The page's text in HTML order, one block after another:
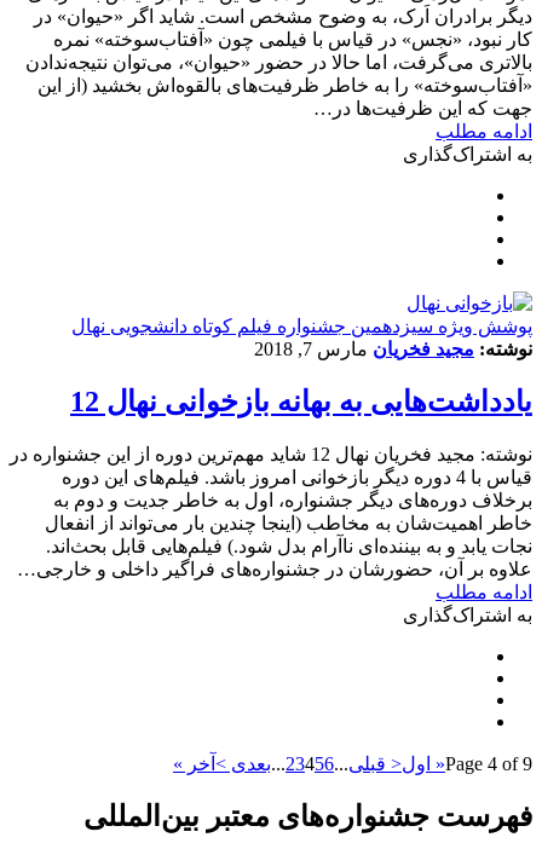
دیگر برادران اَرک، به وضوح مشخص است. شاید اگر «حیوان» در
کار نبود، «نجس» در قیاس با فیلمی چون «آفتاب‌سوخته» نمره
بالاتری می‌گرفت، اما حالا در حضور «حیوان»، می‌توان نتیجه‌ندادن
«آفتاب‌سوخته» را به خاطر ظرفیت‌های بالقوه‌اش بخشید (از این
جهت که این ظرفیت‌ها در…
ادامه مطلب
به اشتراک‌گذاری
پوشش ویژه سیزدهمین جشنواره فیلم کوتاه دانشجویی نهال
نوشته: مجید فخریان مارس 7, 2018
یادداشت‌هایی به بهانه بازخوانی نهال 12
نوشته: مجید فخریان نهال 12 شاید مهم‌ترین دوره از این جشنواره در
قیاس با 4 دوره دیگر بازخوانی‌ امروز باشد. فیلم‌های این دوره
برخلاف دوره‌های دیگر جشنواره، اول به خاطر جدیت و دوم به
خاطر اهمیت‌شان به مخاطب (اینجا چندین بار می‌تواند از انفعال
نجات یابد و به بیننده‌ای ناآرام بدل ‌شود.) فیلم‌هایی قابل بحث‌اند.
علاوه بر آن، حضورشان در جشنواره‌های فراگیر داخلی و خارجی…
ادامه مطلب
به اشتراک‌گذاری
Page 4 of 9« اول< قبلی...
23456
...بعدی > آخر »
فهرست جشنواره‌های معتبر بین‌المللی